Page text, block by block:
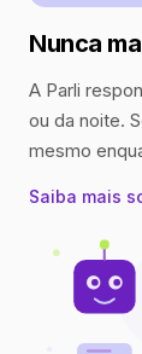
Nunca
A Parli
ou da noite.
mesmo
Saiba mais